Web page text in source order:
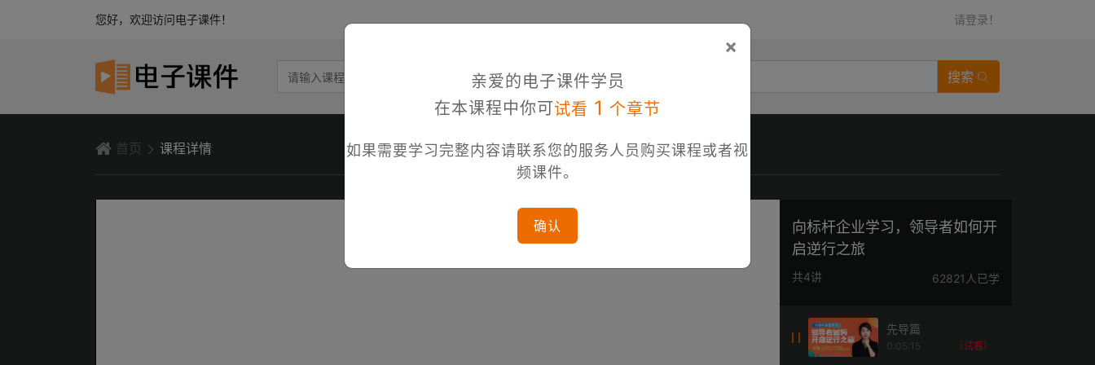
您好，欢迎访问电子课件！ 请登录！
搜索
首页 课程详情
向标杆企业学习，领导者如何开
启逆行之旅
共4讲 62821人已学
先导篇
0:05:15 （试看）
×
亲爱的电子课件学员
在本课程中你可试看 1 个章节
如果需要学习完整内容请联系您的服务人员购买课程或者视
频课件。
确认